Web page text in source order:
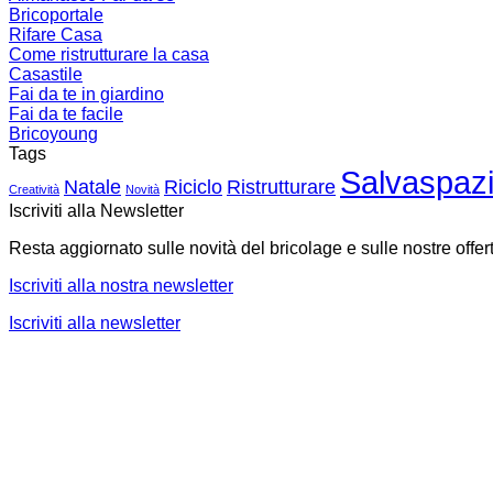
Bricoportale
Rifare Casa
Come ristrutturare la casa
Casastile
Fai da te in giardino
Fai da te facile
Bricoyoung
Tags
Creatività Natale Novità Riciclo Ristrutturare
Iscriviti alla Newsletter
Resta aggiornato sulle novità del bricolage e sulle nostre
Iscriviti alla nostra newsletter
Iscriviti alla newsletter